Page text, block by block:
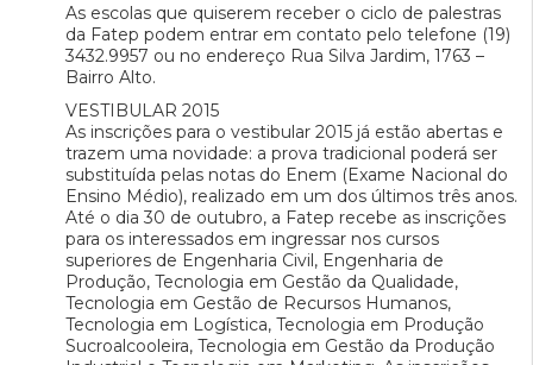
As escolas que quiserem receber o ciclo de palestras
da Fatep podem entrar em contato pelo telefone (19)
3432.9957 ou no endereço Rua Silva Jardim, 1763 –
Bairro Alto.
VESTIBULAR 2015
As inscrições para o vestibular 2015 já estão abertas e
trazem uma novidade: a prova tradicional poderá ser
substituída pelas notas do Enem (Exame Nacional do
Ensino Médio), realizado em um dos últimos três anos.
Até o dia 30 de outubro, a Fatep recebe as inscrições
para os interessados em ingressar nos cursos
superiores de Engenharia Civil, Engenharia de
Produção, Tecnologia em Gestão da Qualidade,
Tecnologia em Gestão de Recursos Humanos,
Tecnologia em Logística, Tecnologia em Produção
Sucroalcooleira, Tecnologia em Gestão da Produção